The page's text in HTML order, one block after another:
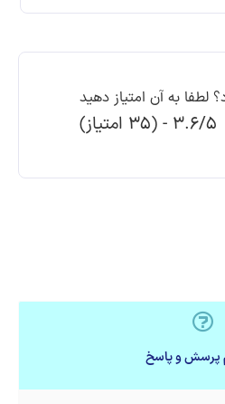
لطفا به آن امتیاز دهید
3.6/5 - (35 امتیاز)
پرسش و پاسخ